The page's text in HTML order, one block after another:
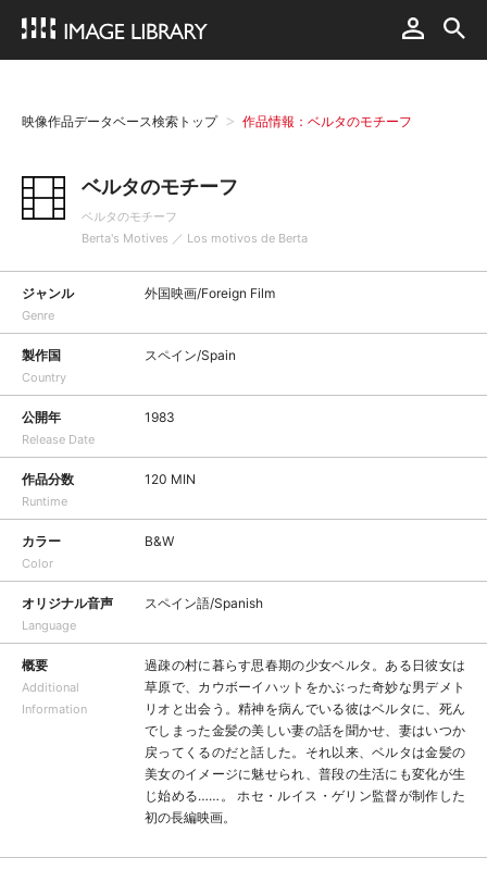
映像作品データベース検索トップ 作品情報：ベルタのモチーフ
ベルタのモチーフ
ベルタのモチーフ
Berta's Motives ／ Los motivos de Berta
ジャンル
Genre
外国映画/Foreign Film
製作国
Country
スペイン/Spain
公開年
Release Date
1983
作品分数
Runtime
120 MIN
カラー
Color
B&W
オリジナル音声
Language
スペイン語/Spanish
概要
Additional
Information
過疎の村に暮らす思春期の少女ベルタ。ある日彼女は
草原で、カウボーイハットをかぶった奇妙な男デメト
リオと出会う。精神を病んでいる彼はベルタに、死ん
でしまった金髪の美しい妻の話を聞かせ、妻はいつか
戻ってくるのだと話した。それ以来、ベルタは金髪の
美女のイメージに魅せられ、普段の生活にも変化が生
じ始める……。 ホセ・ルイス・ゲリン監督が制作した
初の長編映画。